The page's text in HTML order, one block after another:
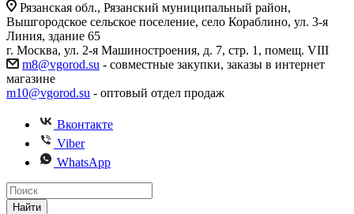
Рязанская обл., Рязанский муниципальный район,
Вышгородское сельское поселение, село Кораблино, ул. 3-я
Линия, здание 65
г. Москва, ул. 2-я Машиностроения, д. 7, стр. 1, помещ. VIII
m8@vgorod.su - совместные закупки, заказы в интернет
магазине
m10@vgorod.su - оптовый отдел продаж
Вконтакте
Viber
WhatsApp
Найти